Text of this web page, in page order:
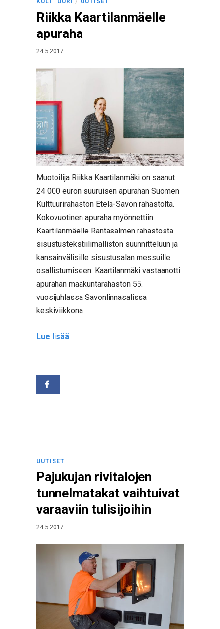
KULTTUURI UUTISET
Riikka Kaartilanmäelle
apuraha
24.5.2017
Muotoilija Riikka Kaartilanmäki on saanut
24 000 euron suuruisen apurahan Suomen
Kulttuurirahaston Etelä-Savon rahastolta.
Kokovuotinen apuraha myönnettiin
Kaartilanmäelle Rantasalmen rahastosta
sisustustekstiilimalliston suunnitteluun ja
kansainvälisille sisustusalan messuille
osallistumiseen. Kaartilanmäki vastaanotti
apurahan maakuntarahaston 55.
vuosijuhlassa Savonlinnasalissa
keskiviikkona
Lue lisää
UUTISET
Pajukujan rivitalojen
tunnelmatakat vaihtuivat
varaaviin tulisijoihin
24.5.2017